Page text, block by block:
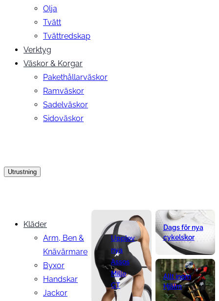
Olja
Tvätt
Tvättredskap
Verktyg
Väskor & Korgar
Pakethållarväskor
Ramväskor
Sadelväskor
Sidoväskor
Utrustning
Kläder
Arm, Ben &
Knävärmare
Byxor
Handskar
Jackor
Upplev
nya
Assos
Mille
GT
Dags för nya
cykelskor
Allt inom
Hjälm